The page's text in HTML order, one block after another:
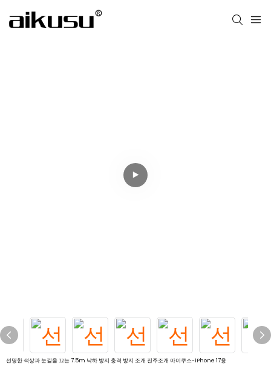
선명한 색상과 눈길을 끄는 7.5m 낙하 방지 충격 방지 조개 진주조개 아이쿠스-iPhone 17용